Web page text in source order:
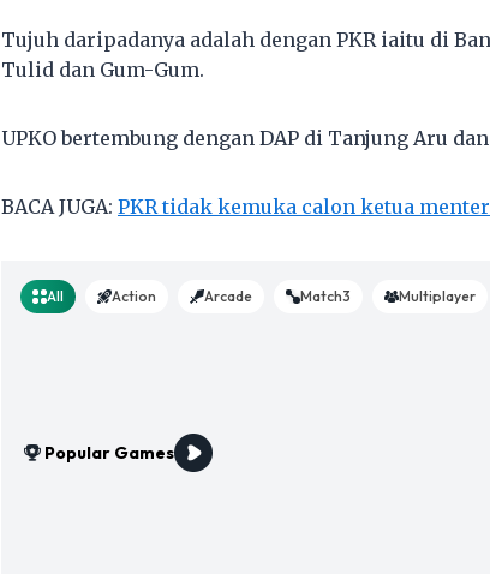
Tujuh daripadanya adalah dengan PKR iaitu di
Tulid dan Gum-Gum.
UPKO bertembung dengan DAP di Tanjung Aru
BACA JUGA: PKR tidak kemuka calon ketua